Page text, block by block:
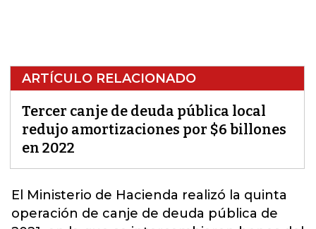
ARTÍCULO RELACIONADO
Tercer canje de deuda pública local
redujo amortizaciones por $6 billones
en 2022
El Ministerio de Hacienda realizó la quinta
operación de canje de deuda pública de